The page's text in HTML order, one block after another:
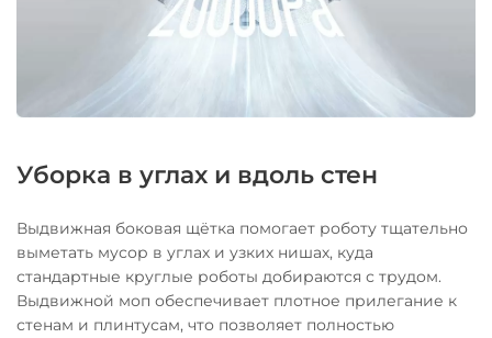
Уборка в углах и вдоль стен
Выдвижная боковая щётка помогает роботу тщательно
выметать мусор в углах и узких нишах, куда
стандартные круглые роботы добираются с трудом.
Выдвижной моп обеспечивает плотное прилегание к
стенам и плинтусам, что позволяет полностью